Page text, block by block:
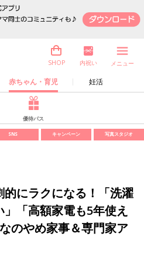
赤ちゃん・育児 妊活
SHOP 内祝い メニュー
優待パス
SNS キャンペーン 写真スタジオ
にラクになる！「洗濯
「高額家電も5年使え
のやめ家事＆専門家ア